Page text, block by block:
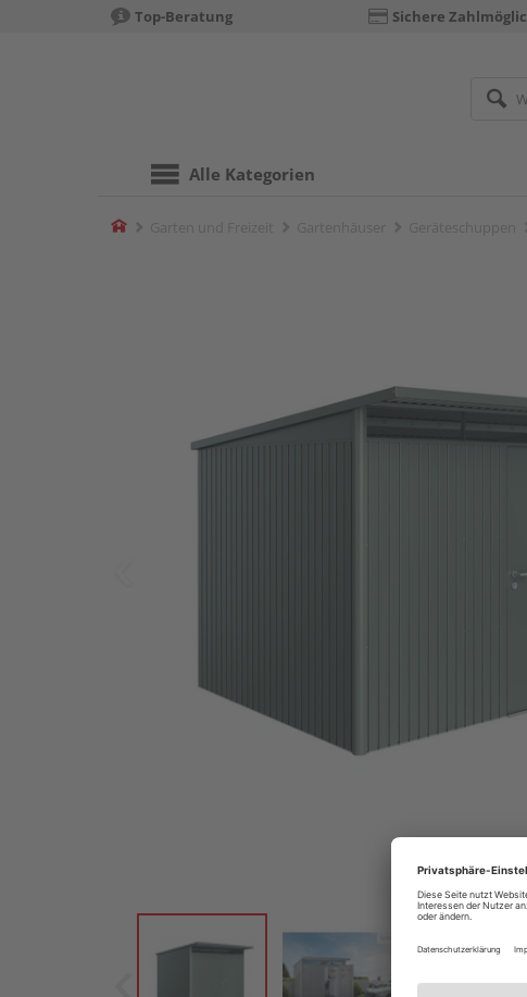
Top-Beratung Sichere
Alle Kategorien
Home